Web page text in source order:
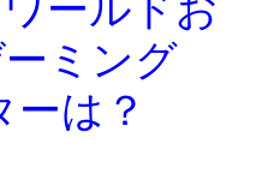
ミング
ーは？